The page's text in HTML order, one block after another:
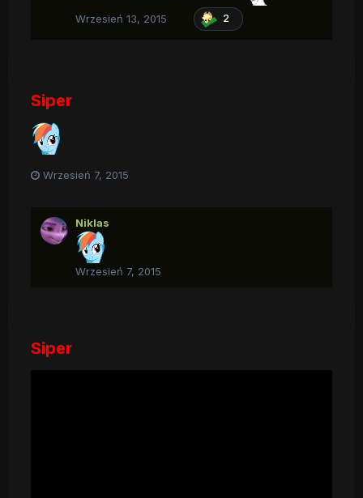
Wrzesień 13, 2015
2
Siper
Wrzesień 7, 2015
Niklas
Wrzesień 7, 2015
Siper